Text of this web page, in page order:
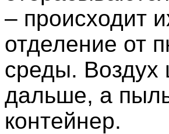
– происходит
отделение от
среды. Воздух
дальше, а
контейнер.